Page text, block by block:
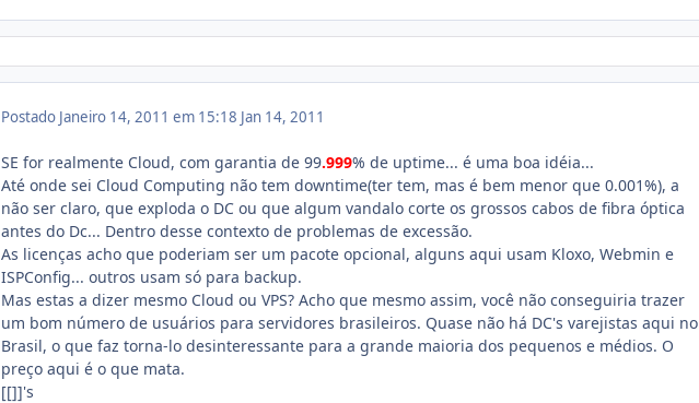
Postado Janeiro 14, 2011 em 15:18 Jan 14, 2011
SE for realmente Cloud, com garantia de 99.999% de uptime... é uma boa idéia...
Até onde sei Cloud Computing não tem downtime(ter tem, mas é bem menor que 0.001%), a
não ser claro, que exploda o DC ou que algum vandalo corte os grossos cabos de fibra óptica
antes do Dc... Dentro desse contexto de problemas de excessão.
As licenças acho que poderiam ser um pacote opcional, alguns aqui usam Kloxo, Webmin e
ISPConfig... outros usam só para backup.
Mas estas a dizer mesmo Cloud ou VPS? Acho que mesmo assim, você não conseguiria trazer
um bom número de usuários para servidores brasileiros. Quase não há DC's varejistas aqui no
Brasil, o que faz torna-lo desinteressante para a grande maioria dos pequenos e médios. O
preço aqui é o que mata.
[[]]'s